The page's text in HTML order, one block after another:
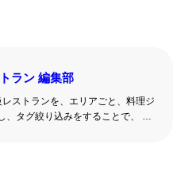
ラン 編集部
ストランを、エリアごと、料理ジ
タグ絞り込みをすることで、 い